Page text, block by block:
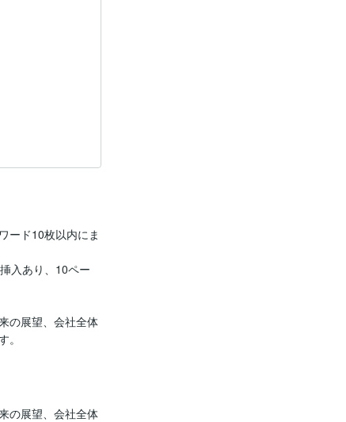
ード10枚以内にま
入あり、10ペー
の展望、会社全体
の展望、会社全体